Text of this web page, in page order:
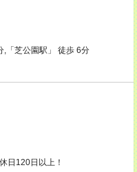
,「芝公園駅」 徒歩 6分
日120日以上！